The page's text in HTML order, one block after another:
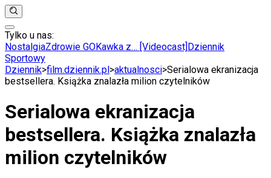
Anuluj
Wiadomości
Świat
Polityka
Ciekawostki
Gospodarka
Aktualności
Emerytury
Praca
Podatki
Tylko u nas:
NostalgiaZdrowie GOKawka z… [Videocast] Dziennik
Sportowy
Dziennik>film.dziennik.pl >aktualnosci>Serialowa ekranizacja
bestsellera. Książka znalazła milion czytelników
Serialowa ekranizacja
bestsellera. Książka znalazła
milion czytelników